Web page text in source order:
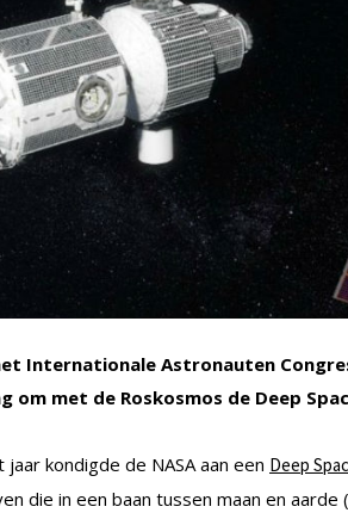
Internationale Astronauten
om met de Roskosmos de Deep
jaar kondigde de NASA aan een Deep
die in een baan tussen maan en aarde (